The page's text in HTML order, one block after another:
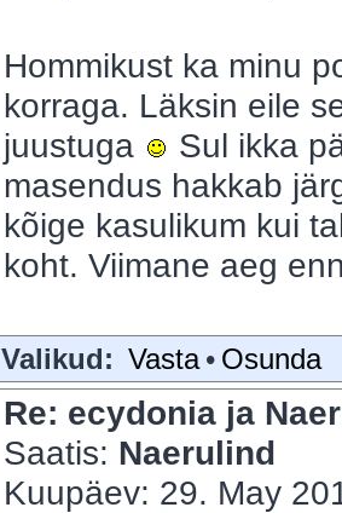
Hommikust ka minu
korraga. Läksin eile
juustuga
Sul ikka
masendus hakkab
kõige kasulikum kui
koht. Viimane aeg
Valikud: Vasta • Osunda
Re: ecydonia ja
Saatis: Naerulind
Kuupäev: 29. May